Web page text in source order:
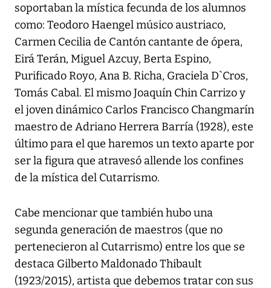
soportaban la mística fecunda de los alumnos
como: Teodoro Haengel músico austriaco,
Carmen Cecilia de Cantón cantante de ópera,
Eirá Terán, Miguel Azcuy, Berta Espino,
Purificado Royo, Ana B. Richa, Graciela D`Cros,
Tomás Cabal. El mismo Joaquín Chin Carrizo y
el joven dinámico Carlos Francisco Changmarín
maestro de Adriano Herrera Barría (1928), este
último para el que haremos un texto aparte por
ser la figura que atravesó allende los confines
de la mística del Cutarrismo.
Cabe mencionar que también hubo una
segunda generación de maestros (que no
pertenecieron al Cutarrismo) entre los que se
destaca Gilberto Maldonado Thibault
(1923/2015), artista que debemos tratar con sus